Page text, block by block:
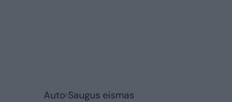
Auto Saugus eismas